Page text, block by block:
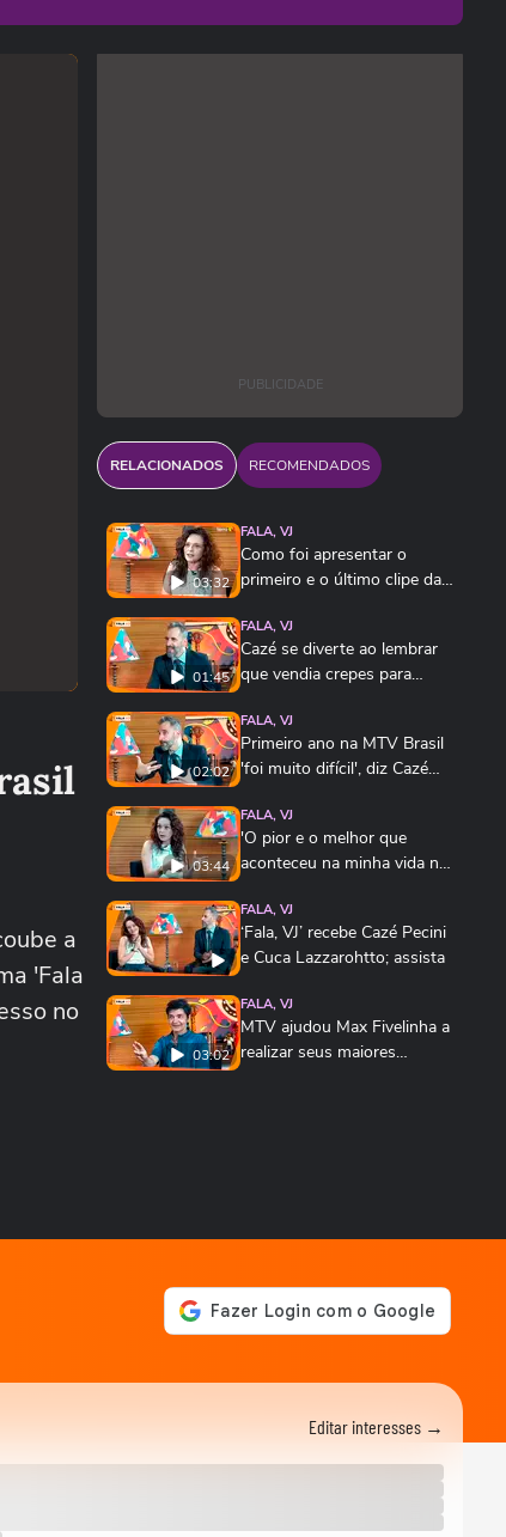
a
'Fala
no
PUBLICIDADE
RELACIONADOS RECOMENDADOS
03:32
FALA, VJ
Como foi apresentar o
primeiro e o último clipe da
01:45
FALA, VJ
Cazé se diverte ao lembrar
que vendia crepes para
02:02
FALA, VJ
Primeiro ano na MTV Brasil
'foi muito difícil', diz Cazé
03:44
FALA, VJ
'O pior e o melhor que
aconteceu na minha vida na
FALA, VJ
‘Fala, VJ’ recebe Cazé Pecini
e Cuca Lazzarohtto; assista
03:02
FALA, VJ
MTV ajudou Max Fivelinha a
realizar seus maiores
01:50 Lima enaltece parceria com
05:19
FALA, VJ
Max Fivelinha recorda
amizade com Clodovil: 'a
FALA, VJ
Lima e Max Fivelinha;
03:04
Editar interesses →